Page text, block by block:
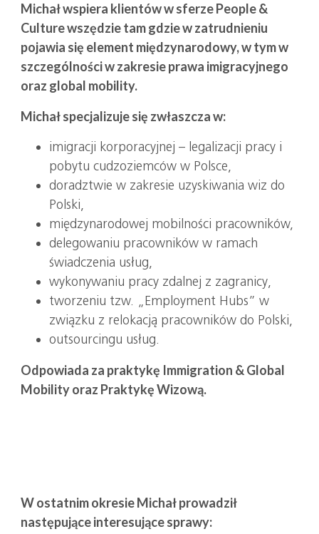
Michał wspiera klientów w sferze People &
Culture wszędzie tam gdzie w zatrudnieniu
pojawia się element międzynarodowy, w tym w
szczególności w zakresie prawa imigracyjnego
oraz global mobility.
Michał specjalizuje się zwłaszcza w:
imigracji korporacyjnej – legalizacji pracy i
pobytu cudzoziemców w Polsce,
doradztwie w zakresie uzyskiwania wiz do
Polski,
międzynarodowej mobilności pracowników,
delegowaniu pracowników w ramach
świadczenia usług,
wykonywaniu pracy zdalnej z zagranicy,
tworzeniu tzw. „Employment Hubs” w
związku z relokacją pracowników do Polski,
outsourcingu usług.
Odpowiada za praktykę Immigration & Global
Mobility oraz Praktykę Wizową.
W ostatnim okresie Michał prowadził
następujące interesujące sprawy: